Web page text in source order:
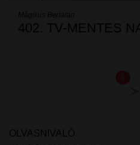
Mágikus Bertalan
402. TV-MENTES
OLVASNIVALÓ